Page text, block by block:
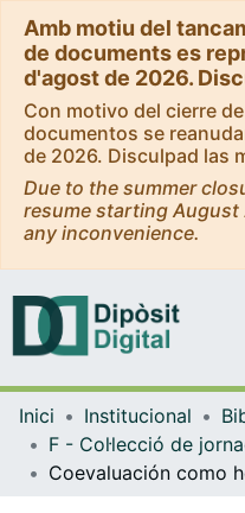
Amb motiu del
de documents es
d'agost de 2026.
Con motivo del cierre
documentos se
de 2026. Disculpad las
Due to the summer
resume starting August
any inconvenience.
Inici Institucional